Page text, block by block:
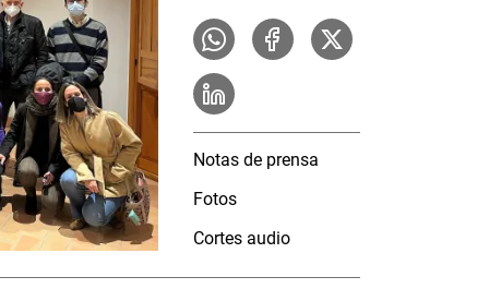
Notas de prensa
Fotos
Cortes audio